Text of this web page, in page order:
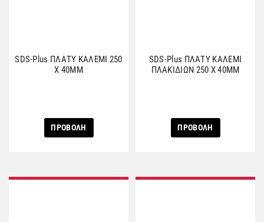
SDS-Plus ΠΛΑΤΥ ΚΑΛΕΜΙ 250
Χ 40MM
ΠΡΟΒΟΛΗ
SDS-Plus ΠΛΑΤΥ ΚΑΛΕΜΙ
ΠΛΑΚΙΔΙΩΝ 250 Χ 40MM
ΠΡΟΒΟΛΗ